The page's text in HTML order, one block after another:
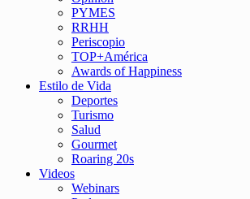
PYMES
RRHH
Periscopio
TOP+América
Awards of Happiness
Estilo de Vida
Deportes
Turismo
Salud
Gourmet
Roaring 20s
Videos
Webinars